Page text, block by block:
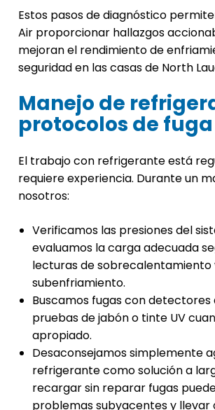
Estos pasos de diagnóstico
Air proporcionar hallazgos
mejoran el rendimiento de
seguridad en las casas de North
Manejo de
protocolos de fuga
El trabajo con refrigerante está
requiere experiencia. Durante un
nosotros:
Verificamos las presiones del
evaluamos la carga adecuada
lecturas de sobrecalentamiento
subenfriamiento.
Buscamos fugas con
pruebas de jabón o tinte UV
apropiado.
Desaconsejamos simplemente
refrigerante como solución a
recargar sin reparar fugas
problemas subyacentes y llevar